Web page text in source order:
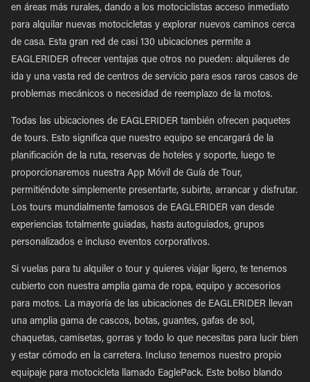
en áreas más rurales, dando a los motociclistas acceso inmediato
para alquilar nuevas motocicletas y explorar nuevos caminos cerca
de casa. Esta gran red de casi 130 ubicaciones permite a
EAGLERIDER ofrecer ventajas que otros no pueden: alquileres de
ida y una vasta red de centros de servicio para esos raros casos de
problemas mecánicos o necesidad de reemplazo de la motos.
Todas las ubicaciones de EAGLERIDER también ofrecen paquetes
de tours. Esto significa que nuestro equipo se encargará de la
planificación de la ruta, reservas de hoteles y soporte, luego te
proporcionaremos nuestra App Móvil de Guía de Tour,
permitiéndote simplemente presentarte, subirte, arrancar y disfrutar.
Los tours mundialmente famosos de EAGLERIDER van desde
experiencias totalmente guiadas, hasta autoguiados, grupos
personalizados e incluso eventos corporativos.
Si vuelas para tu alquiler o tour y quieres viajar ligero, te tenemos
cubierto con nuestra amplia gama de ropa, equipo y accesorios
para motos. La mayoría de las ubicaciones de EAGLERIDER llevan
una amplia gama de cascos, botas, guantes, gafas de sol,
chaquetas, camisetas, gorras y todo lo que necesitas para lucir bien
y estar cómodo en la carretera. Incluso tenemos nuestro propio
equipaje para motocicleta llamado EaglePack. Este bolso blando